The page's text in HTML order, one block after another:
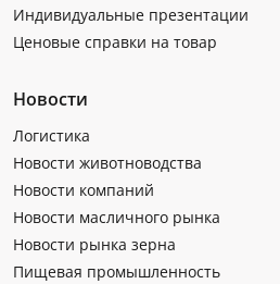
Индивидуальные презентации
Ценовые справки на товар
Новости
Логистика
Новости животноводства
Новости компаний
Новости масличного рынка
Новости рынка зерна
Пищевая промышленность